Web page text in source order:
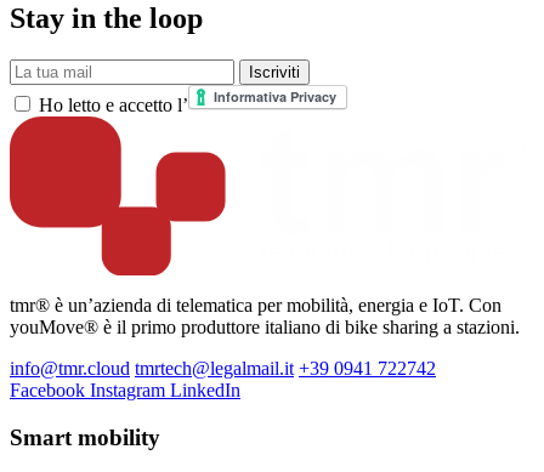
Stay in the loop
La tua mail Iscriviti
Ho letto e accetto l’
tmr® è un’azienda di telematica per mobilità, energia e IoT. Con
youMove® è il primo produttore italiano di bike sharing a stazioni.
info@tmr.cloud tmrtech@legalmail.it +39 0941 722742
Facebook Instagram LinkedIn
Smart mobility